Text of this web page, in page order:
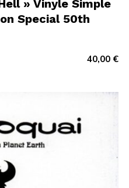
» Vinyle Simple
Special 50th
40,00 €